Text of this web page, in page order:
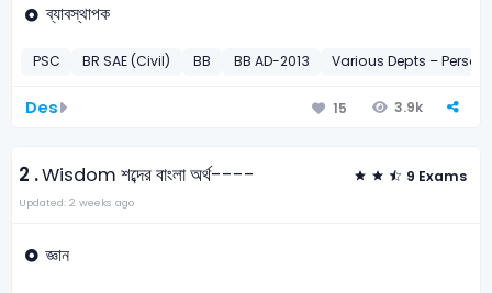
ব্যাবস্থাপক
PSC BR SAE (Civil) BB BB AD-2013 Various Depts –
Des 15 3.9k
2 .Wisdom শব্দের বাংলা অর্থ---- 9 Exams
Updated: 2 weeks ago
জ্ঞান